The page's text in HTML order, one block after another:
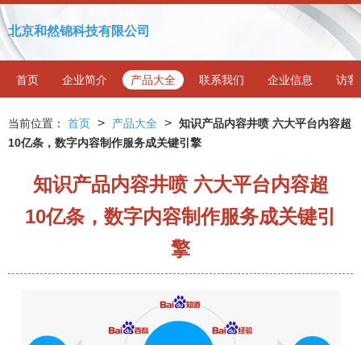
北京和然锦科技有限公司
首页 企业简介 产品大全 联系我们 企业信息 访客
当前位置： 首页 > 产品大全 > 知识产品内容井喷 六大平台内容超
10亿条，数字内容制作服务成关键引擎
知识产品内容井喷 六大平台内容超
10亿条，数字内容制作服务成关键引
擎